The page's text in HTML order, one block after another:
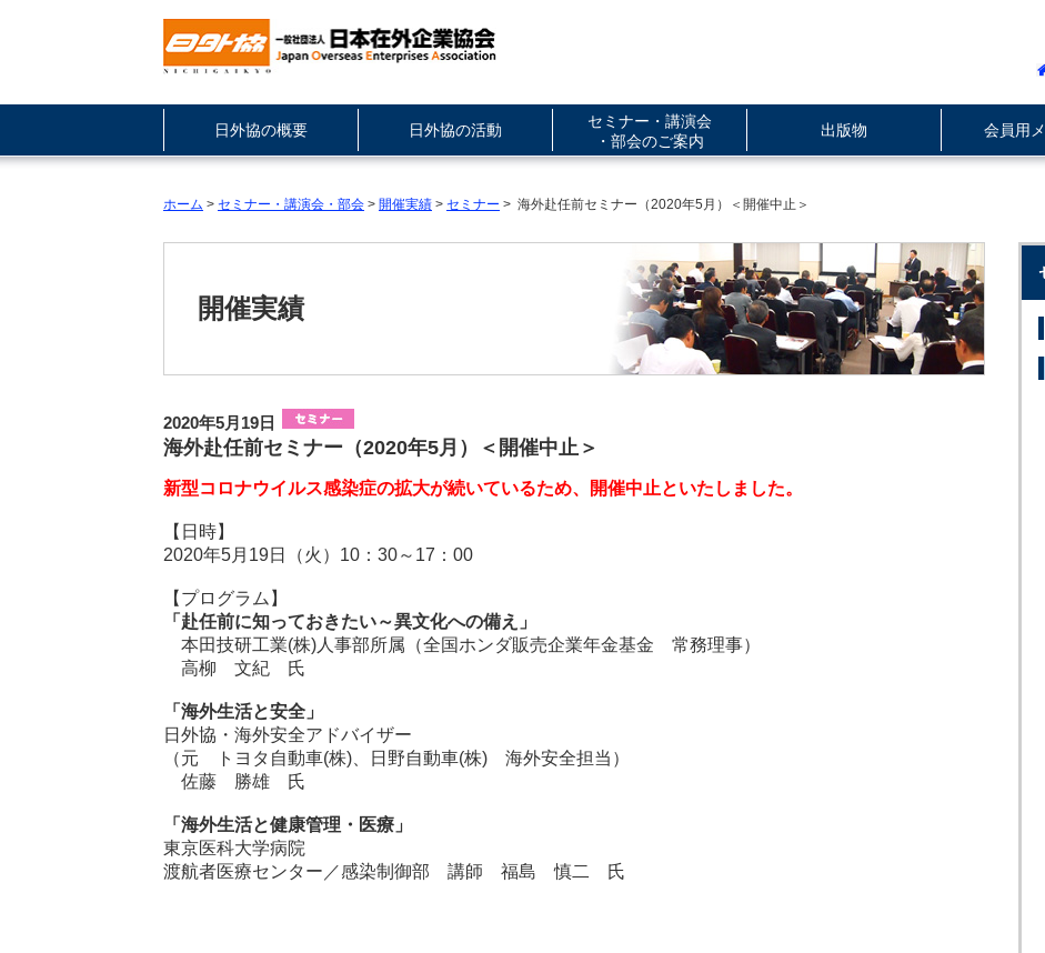
日外協の概要 日外協の活動
セミナー・講演会
・部会のご案内
出版物 会員用
ホーム > セミナー・講演会・部会 > 開催実績 > セミナー > 海外赴任前セミナー（2020年5月）＜開催中止＞
開催実績
2020年5月19日
海外赴任前セミナー（2020年5月）＜開催中止＞
新型コロナウイルス感染症の拡大が続いているため、開催中止といたしました。
【日時】
2020年5月19日（火）10：30～17：00
【プログラム】
「赴任前に知っておきたい～異文化への備え」
本田技研工業(株)人事部所属（全国ホンダ販売企業年金基金 常務理事）
高柳 文紀 氏
「海外生活と安全」
日外協・海外安全アドバイザー
（元 トヨタ自動車(株)、日野自動車(株) 海外安全担当）
佐藤 勝雄 氏
「海外生活と健康管理・医療」
東京医科大学病院
渡航者医療センター／感染制御部 講師 福島 慎二 氏